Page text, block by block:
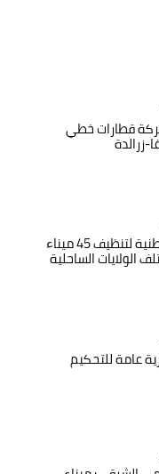
قطارات خطي
صيد بحري: حملة وطنية لتنظيف 45 ميناء
الساحلية
عامة للتحكيم